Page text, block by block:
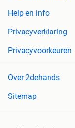
Help en info
Privacyverklaring
Privacyvoorkeuren
Over 2dehands
Sitemap